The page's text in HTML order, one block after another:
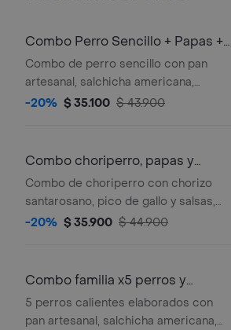
Combo Perro Sencillo + Papas +
Gaseosa
Combo de perro sencillo con pan
artesanal, salchicha americana,
tocineta, papa ripio, queso rallado,
-20% $ 35.100 $ 43.900
Combo choriperro, papas y
gaseosa
Combo de choriperro con chorizo
santarosano, pico de gallo y salsas,
acompañado de papas fritas y
-20% $ 35.900 $ 44.900
Combo familia x5 perros y
gaseosa 1.5
5 perros calientes elaborados con
pan artesanal, salchicha americana,